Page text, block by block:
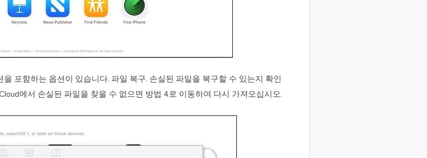
을 포함하는 옵션이 있습니다. 파일 복구. 손실된 파일을 복구할 수 있는지 확인
에서 손실된 파일을 찾을 수 없으면 방법 4로 이동하여 다시 가져오십시오.